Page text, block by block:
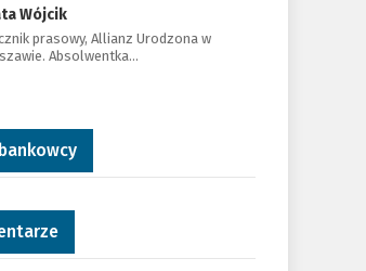
Wójcik
prasowy, Allianz Urodzona w
Absolwentka…